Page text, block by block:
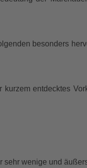
besonders
kurzem entdecktes
wenige und